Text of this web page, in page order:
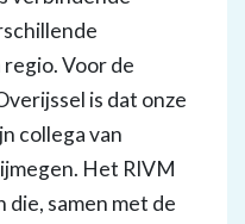
Voor de
is dat onze
collega van
Het RIVM
die, samen met de